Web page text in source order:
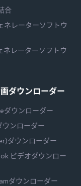
合
ネレーターソフトウ
ネレーターソフトウ
ダウンローダー
ダウンローダー
ウンローダー
ダウンローダー
ビデオダウンロー
ダウンローダー